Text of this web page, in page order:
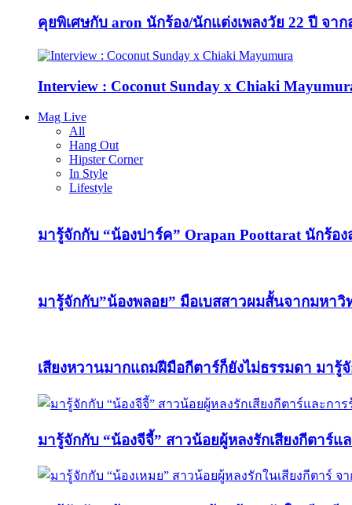
คุยพิเศษกับ aron นักร้อง/นักแต่งเพลงวัย 22 ปี จาก
Interview : Coconut Sunday x Chiaki
Mag Live
All
Hang Out
Hipster Corner
In Style
Lifestyle
มารู้จักกับ “น้องปาร์ค” Orapan Poottarat นักร้อ
มารู้จักกับ”น้องพลอย” มือเบสสาวผมสั้นจากมหา
เสียงหวานมากแถมฝีมือกีตาร์ก็ยังไม่ธรรมดา มา
มารู้จักกับ “น้องจีจี้” สาวน้อยผู้หลงรักเสียงกีตาร์แ